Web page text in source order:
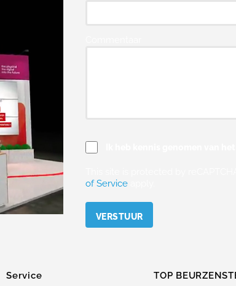
of Service
Service TOP